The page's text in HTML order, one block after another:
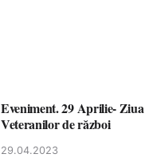
Eveniment. 29 Aprilie- Ziua
Veteranilor de război
29.04.2023